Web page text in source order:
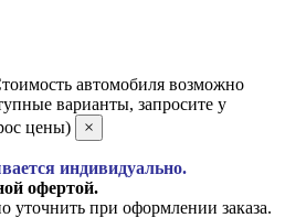
автомобиля возможно
варианты, запросите у
цены)
×
индивидуально.
офертой.
при оформлении заказа.